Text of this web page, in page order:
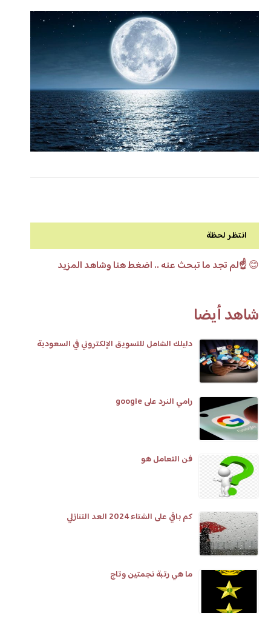
انتظر لحظة
😊☝️لم تجد ما تبحث عنه .. اضغط هنا وشاهد المزيد
شاهد أيضا
دليلك الشامل للتسويق الإلكتروني في السعودية
رامي النرد على google
فن التعامل هو
كم باقي على الشتاء 2024 العد التنازلي
ما هي رتبة نجمتين وتاج